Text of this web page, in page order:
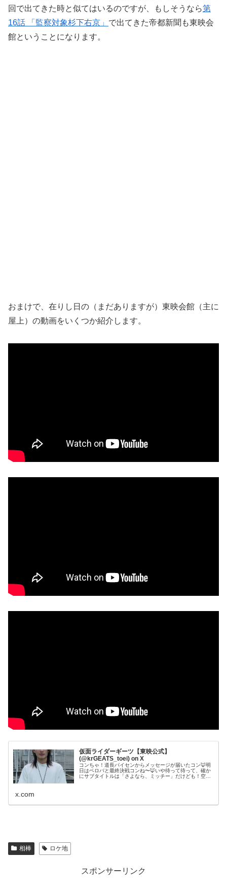
回で出てきた時と似てはいるのですが、もしそうなら第
16話 「監察対象杉下右京」 で出てきた帝都新聞も東映会
館ということになります。
おまけで、在りし日の（まだありますが）東映会館（主に
屋上）の動画をいくつか紹介します。
仮面ライダーギーツ【東映公式】
(@krGEATS_toei) on X
コンちゃ！道長パイセンからメッセージが届いたコン🦊明
日はベロバと最終決戦コンね〜🦊いや待って待って、確か
にサブタイトルは「さよなら、ミッチー」だけども！空を
x.com
相棒 ロケ地
スポンサーリンク